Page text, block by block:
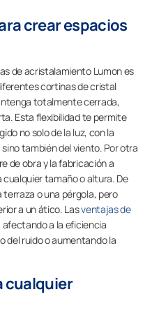
crear espacios
de acristalamiento Lumon es
cortinas de cristal
totalmente cerrada,
Esta flexibilidad te permite
no solo de la luz, con la
también del viento. Por otra
de obra y la fabricación a
tamaño o altura. De
o una pérgola, pero
a un ático. Lasventajas de
a la eficiencia
del ruido o aumentando la
cualquier